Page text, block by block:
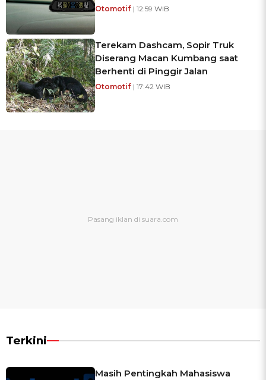
Otomotif | 12:59 WIB
Terekam Dashcam, Sopir Truk
Diserang Macan Kumbang saat
Berhenti di Pinggir Jalan
Otomotif | 17:42 WIB
Terkini
Masih Pentingkah Mahasiswa